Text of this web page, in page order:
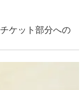
ケット部分への